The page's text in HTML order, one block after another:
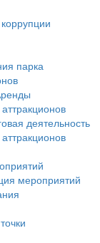
парка
деятельность
мероприятий